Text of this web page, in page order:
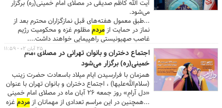
دولتی، پژوهشگران، مخترعان و صاحبان ایده و تکنولوژی
در میان گذاشته و در مورد روندهای اخیر این صنعت در
ایران به بحث و گفتگو بپردازند. ...
آیت الله کاظم صدیقی در مصلای امام خمینی(ره) برگزار
می‌شود.
...طبق معمول هفته‌های قبل نمازگزاران محترم بعد از
نماز در حمایت ازمردممظلوم غزه و محکومیت رژیم
غاصب صهیونیستی راهپیمایی خواهند داشت....
اجتماع دختران و بانوان تهرانی در مصلای امام
خمینی(ره) برگزار می‌شود
همزمان با فرارسیدن ایام میلاد باسعادت حضرت زینب
(سلام‌الله‌علیها) ، اجتماع دختران و بانوان تهران با عنوان
«دل آرام» روز جمعه ۲۶ آبان ماه در مصلای امام خمینی
(رحمةالله‌علیه) برگزار می‌شود.
...همچنین در این مراسم تعدادی از مهمانان ازمردمغزه
۲۵ آبان ۰۲ - ۱۱:۵۹